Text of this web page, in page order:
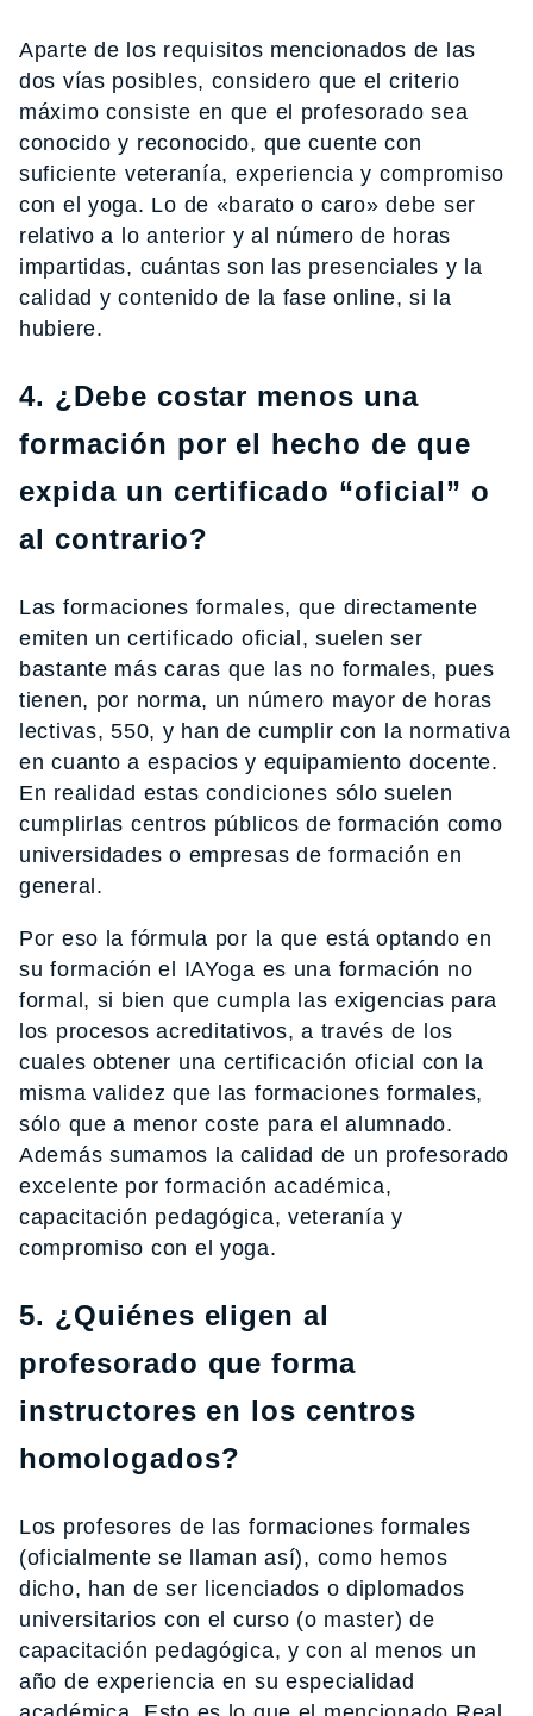
Aparte de los requisitos mencionados de las
dos vías posibles, considero que el criterio
máximo consiste en que el profesorado sea
conocido y reconocido, que cuente con
suficiente veteranía, experiencia y compromiso
con el yoga. Lo de «barato o caro» debe ser
relativo a lo anterior y al número de horas
impartidas, cuántas son las presenciales y la
calidad y contenido de la fase online, si la
hubiere.
4. ¿Debe costar menos una
formación por el hecho de que
expida un certificado “oficial” o
al contrario?
Las formaciones formales, que directamente
emiten un certificado oficial, suelen ser
bastante más caras que las no formales, pues
tienen, por norma, un número mayor de horas
lectivas, 550, y han de cumplir con la normativa
en cuanto a espacios y equipamiento docente.
En realidad estas condiciones sólo suelen
cumplirlas centros públicos de formación como
universidades o empresas de formación en
general.
Por eso la fórmula por la que está optando en
su formación el IAYoga es una formación no
formal, si bien que cumpla las exigencias para
los procesos acreditativos, a través de los
cuales obtener una certificación oficial con la
misma validez que las formaciones formales,
sólo que a menor coste para el alumnado.
Además sumamos la calidad de un profesorado
excelente por formación académica,
capacitación pedagógica, veteranía y
compromiso con el yoga.
5. ¿Quiénes eligen al
profesorado que forma
instructores en los centros
homologados?
Los profesores de las formaciones formales
(oficialmente se llaman así), como hemos
dicho, han de ser licenciados o diplomados
universitarios con el curso (o master) de
capacitación pedagógica, y con al menos un
año de experiencia en su especialidad